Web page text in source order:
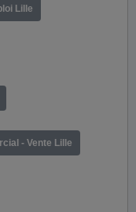
Lille
- Vente Lille